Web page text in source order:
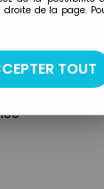
de la page.
TOUT